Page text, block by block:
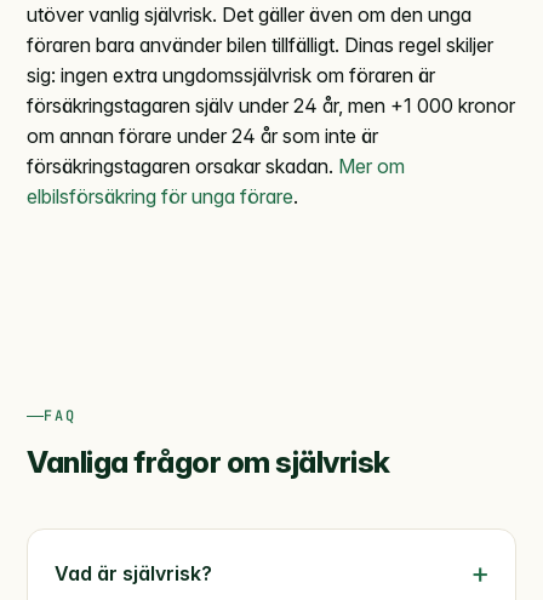
utöver vanlig självrisk. Det gäller även om den unga
föraren bara använder bilen tillfälligt. Dinas regel skiljer
sig: ingen extra ungdomssjälvrisk om föraren är
försäkringstagaren själv under 24 år, men +1 000 kronor
om annan förare under 24 år som inte är
försäkringstagaren orsakar skadan. Mer om
elbilsförsäkring för unga förare.
FAQ
Vanliga frågor om självrisk
Vad är självrisk?